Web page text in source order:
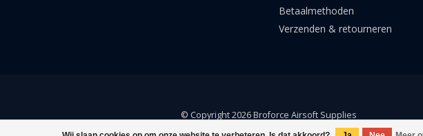
Betaalmethoden
Verzenden & retourneren
© Copyright 2026 Broforce Airsoft Supplies